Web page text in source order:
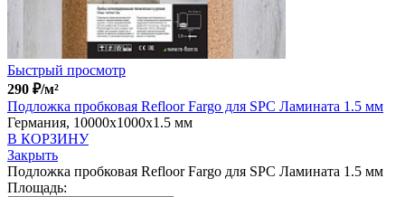
Быстрый просмотр
290 ₽/м²
Подложка пробковая Refloor Fargo для SPC Ламината 1.5 мм
Германия, 10000x1000x1.5 мм
В КОРЗИНУ
Закрыть
Подложка пробковая Refloor Fargo для SPC Ламината 1.5 мм
Площадь: